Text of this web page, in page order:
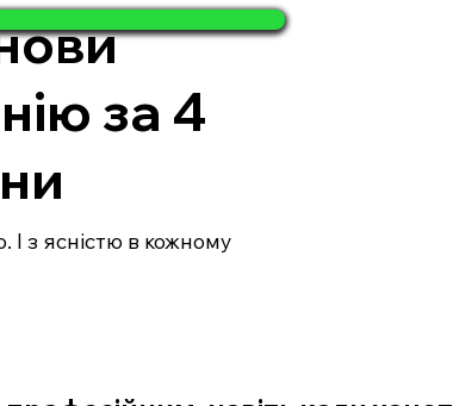
за 4
І з ясністю в кожному